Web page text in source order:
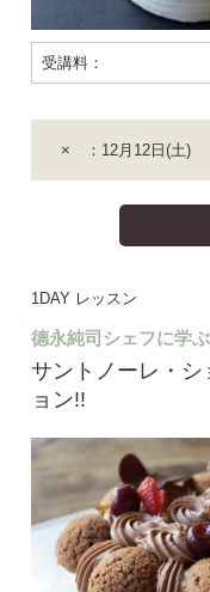
受講料：
× ：12月12日(土)
1DAY レッスン
德永純司シェフに学
サントノーレ・
ョン!!